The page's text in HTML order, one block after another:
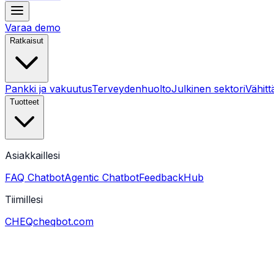
Varaa demo
Ratkaisut
Pankki ja vakuutusTerveydenhuoltoJulkinen sektori
Tuotteet
Asiakkaillesi
FAQ ChatbotAgentic ChatbotFeedbackHub
Tiimillesi
CHEQcheqbot.com